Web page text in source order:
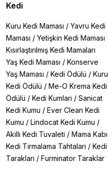
Kedi
Kuru Kedi Maması / Yavru Kedi
Maması / Yetişkin Kedi Maması
Kısırlaştırılmış Kedi Mamaları
Yaş Kedi Maması / Konserve
Yaş Maması / Kedi Ödülü / Kuru
Kedi Ödülü / Me-O Krema Kedi
Ödülü / Kedi Kumları / Sanicat
Kedi Kumu / Ever Clean Kedi
Kumu / Lindocat Kedi Kumu /
Akıllı Kedi Tuvaleti / Mama Kabı
Kedi Tırmalama Tahtaları / Kedi
Tarakları / Furminator Taraklar